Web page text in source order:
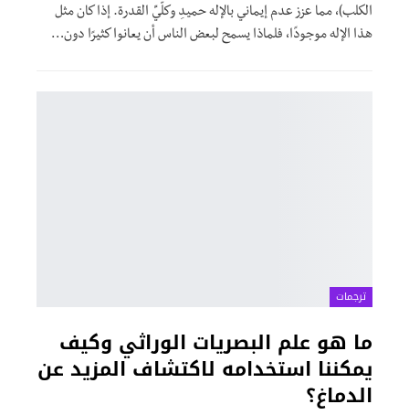
الكلب)، مما عزز عدم إيماني بالإله حميدِ وكلّيِّ القدرة. إذا كان مثل
هذا الإله موجودًا، فلماذا يسمح لبعض الناس أن يعانوا كثيرًا دون…
ترجمات
ما هو علم البصريات الوراثي وكيف
يمكننا استخدامه لاكتشاف المزيد عن
الدماغ؟